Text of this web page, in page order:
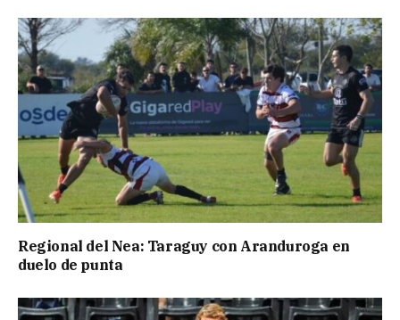
Regional del Nea: Taraguy con Aranduroga en
duelo de punta